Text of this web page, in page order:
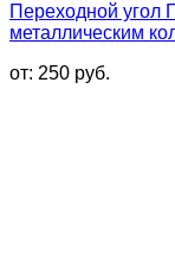
Переходной угол
металлическим
от: 250 руб.